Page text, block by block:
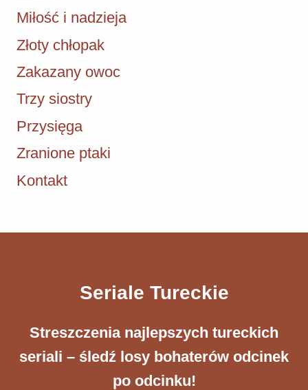
Miłość i nadzieja
Złoty chłopak
Zakazany owoc
Trzy siostry
Przysięga
Zranione ptaki
Kontakt
Seriale Tureckie
Streszczenia ​najlepszych tureckich
seriali – śledź losy bohaterów odcinek
po odcinku!